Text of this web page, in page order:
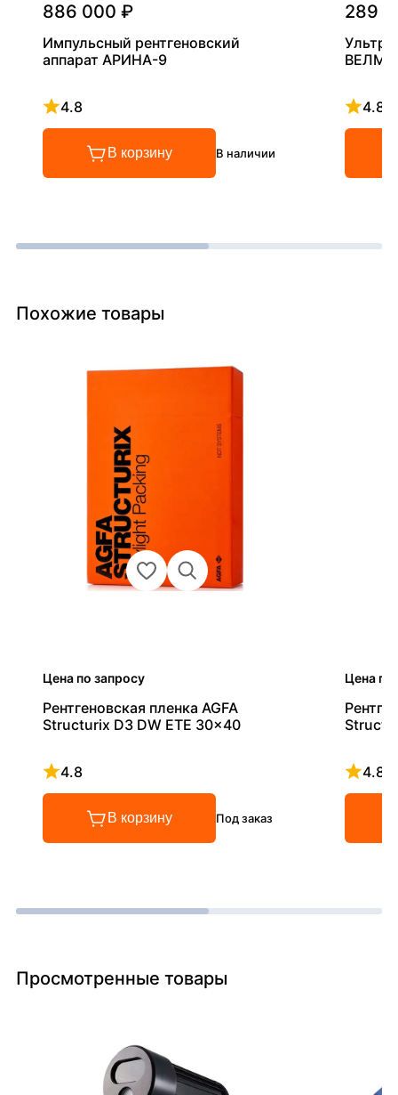
886 000 ₽
Импульсный рентгеновский
аппарат АРИНА-9
4.8
Рейтинг 4.8 из 5
В корзину В наличии
289
4.8
Похожие товары
Цена по запросу
Рентгеновская пленка AGFA
Structurix D3 DW ETE 30x40
4.8
Рейтинг 4.8 из 5
В корзину Под заказ
Цена по
4.8
Просмотренные товары